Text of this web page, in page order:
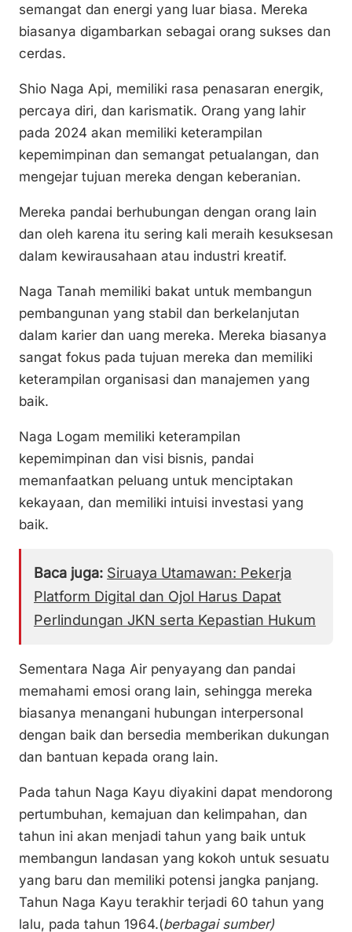
semangat dan energi yang luar biasa. Mereka
biasanya digambarkan sebagai orang sukses dan
cerdas.
Shio Naga Api, memiliki rasa penasaran energik,
percaya diri, dan karismatik. Orang yang lahir
pada 2024 akan memiliki keterampilan
kepemimpinan dan semangat petualangan, dan
mengejar tujuan mereka dengan keberanian.
Mereka pandai berhubungan dengan orang lain
dan oleh karena itu sering kali meraih kesuksesan
dalam kewirausahaan atau industri kreatif.
Naga Tanah memiliki bakat untuk membangun
pembangunan yang stabil dan berkelanjutan
dalam karier dan uang mereka. Mereka biasanya
sangat fokus pada tujuan mereka dan memiliki
keterampilan organisasi dan manajemen yang
baik.
Naga Logam memiliki keterampilan
kepemimpinan dan visi bisnis, pandai
memanfaatkan peluang untuk menciptakan
kekayaan, dan memiliki intuisi investasi yang
baik.
Baca juga: Siruaya Utamawan: Pekerja
Platform Digital dan Ojol Harus Dapat
Perlindungan JKN serta Kepastian Hukum
Sementara Naga Air penyayang dan pandai
memahami emosi orang lain, sehingga mereka
biasanya menangani hubungan interpersonal
dengan baik dan bersedia memberikan dukungan
dan bantuan kepada orang lain.
Pada tahun Naga Kayu diyakini dapat mendorong
pertumbuhan, kemajuan dan kelimpahan, dan
tahun ini akan menjadi tahun yang baik untuk
membangun landasan yang kokoh untuk sesuatu
yang baru dan memiliki potensi jangka panjang.
Tahun Naga Kayu terakhir terjadi 60 tahun yang
lalu, pada tahun 1964.(berbagai sumber)